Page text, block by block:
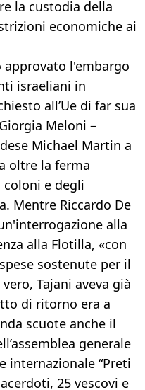
la custodia della
economiche ai
approvato l'embargo
israeliani in
all’Ue di far sua
Meloni –
Michael Martin a
oltre la ferma
coloni e degli
Mentre Riccardo De
alla
alla Flotilla, «con
sostenute per il
Tajani aveva già
di ritorno era a
scuote anche il
generale
internazionale “Preti
25 vescovi e